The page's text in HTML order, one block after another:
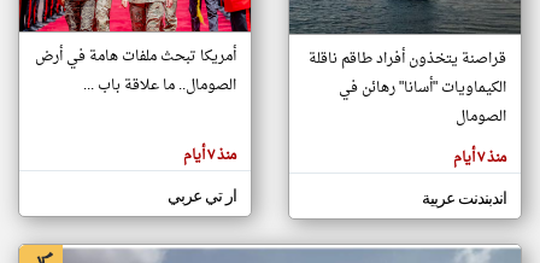
تغيير الدولة
اخبار الصومال على مدار الساعة
أهم اخبار الصومال العاجلة والمباشرة
المقالات
هنا عن
وجهة
كاتبيها.
قراصنة يتخذون أفراد طاقم ناقلة
الكيماويات "أسانا" رهائن في
الصومال
منذ ٧ أيام
اندبندنت عربية
أمريكا تبحث ملفات هامة في أرض
الصومال.. ما علاقة باب ...
منذ ٧ أيام
ار تي عربي
klyoum.com